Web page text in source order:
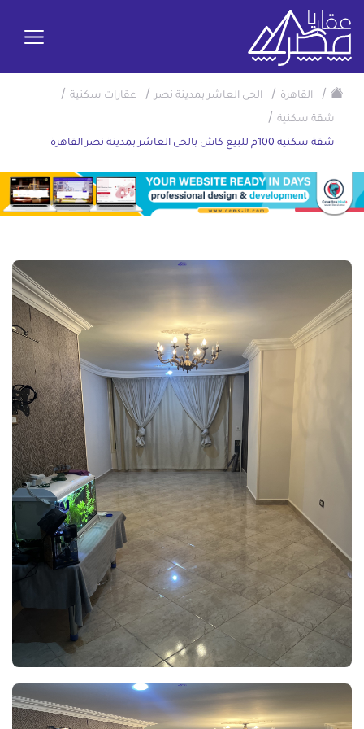
/ القاهرة / الحى العاشر بمدينة نصر / عقارات سكنية /
شقة سكنية /
شقة سكنية 100م للبيع كاش بالحى العاشر بمدينة نصر القاهرة